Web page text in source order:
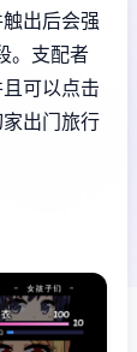
出后会强
支配者
可以点击
出门旅行